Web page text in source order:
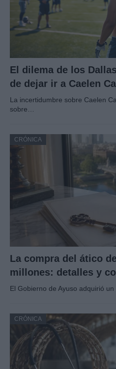
El dilema de los
de dejar ir a Caelen
La incertidumbre sobre Caelen
sobre…
CRÓNICA
La compra del ático
millones: detalles y
El Gobierno de Ayuso adquirió
CRÓNICA